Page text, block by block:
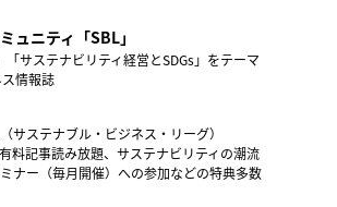
ュニティ「SBL」
サステナビリティ経営とSDGs」をテーマ
情報誌
サステナブル・ビジネス・リーグ）
料記事読み放題、サステナビリティの潮流
ナー（毎月開催）への参加などの特典多数